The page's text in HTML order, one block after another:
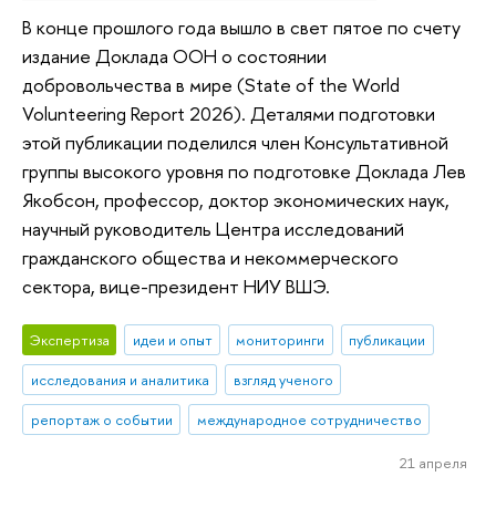
В конце прошлого года вышло в свет пятое по счету
издание Доклада ООН о состоянии
добровольчества в мире (State of the World
Volunteering Report 2026). Деталями подготовки
этой публикации поделился член Консультативной
группы высокого уровня по подготовке Доклада Лев
Якобсон, профессор, доктор экономических наук,
научный руководитель Центра исследований
гражданского общества и некоммерческого
сектора, вице-президент НИУ ВШЭ.
Экспертиза идеи и опыт мониторинги
публикации
исследования и аналитика
взгляд ученого
репортаж о событии
международное сотрудничество
21 апреля